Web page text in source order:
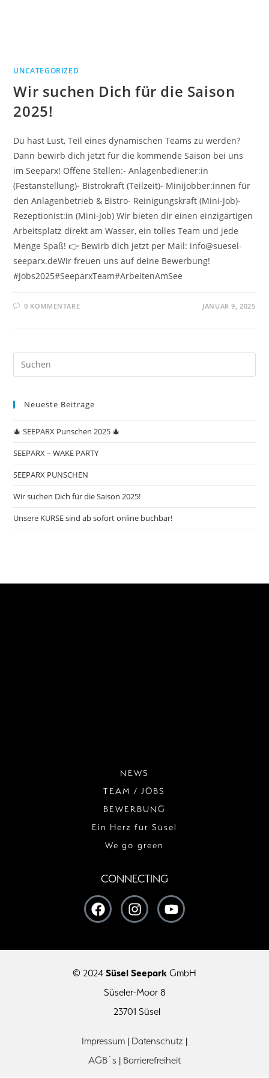
UNCATEGORIZED
Wir suchen Dich für die Saison
2025!
Du hast Lust, Teil eines dynamischen Teams zu werden?
Dann bewirb dich jetzt für die kommende Saison bei uns
im Seeparx! Offene Stellen:- Anlagenbediener:in
(Festanstellung)- Bistrokraft (Teilzeit)- Minijobber:innen für
den Anlagenbetrieb & Bistro- Reinigungskraft (Mini-Job)-
Rezeptionist:in (Mini-Job) Wir bieten dir einen einzigartigen
Arbeitsplatz direkt am Wasser, ein tolles Team und jede
Menge Spaß! 👉 Bewirb dich jetzt per Mail: info@suesel-
seeparx.deWir freuen uns auf deine Bewerbung!
#Jobs2025#SeeparxTeam#ArbeitenAmSee
0 KOMMENTARE JANUAR 9, 2025
Neueste Beiträge
🎄 SEEPARX Punschen 2025 🎄
SEEPARX – WAKE PARTY
SEEPARX PUNSCHEN
Wir suchen Dich für die Saison 2025!
Unsere KURSE sind ab sofort online buchbar!
NEWS
TEAM / JOBS
BEWERBUNG
Ein Herz für Süsel
We go green
CONNECTING
© 2024 Süsel Seepark GmbH
Süseler-Moor 8
23701 Süsel
Impressum | Datenschutz |
AGB´s | Barrierefreiheit